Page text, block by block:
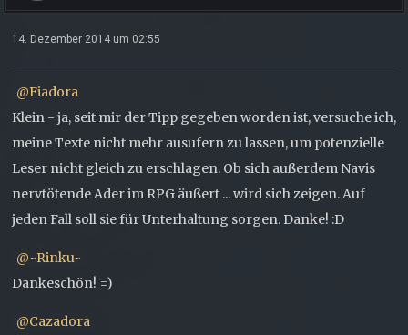
14. Dezember 2014 um 02:55
Fiadora
Klein - ja, seit mir der Tipp gegeben worden ist, versuche ich,
meine Texte nicht mehr ausufern zu lassen, um potenzielle
Leser nicht gleich zu erschlagen. Ob sich außerdem Navis
nervtötende Ader im RPG äußert ... wird sich zeigen. Auf
jeden Fall soll sie für Unterhaltung sorgen. Danke! :D
~Rinku~
Dankeschön! =)
Cazadora